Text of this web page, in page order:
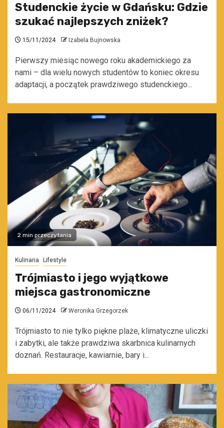
Studenckie życie w Gdańsku: Gdzie
szukać najlepszych zniżek?
15/11/2024 Izabela Bujnowska
Pierwszy miesiąc nowego roku akademickiego za
nami – dla wielu nowych studentów to koniec okresu
adaptacji, a początek prawdziwego studenckiego...
2 min przeczytania
Kulinaria Lifestyle
Trójmiasto i jego wyjątkowe
miejsca gastronomiczne
06/11/2024 Weronika Grzegorzek
Trójmiasto to nie tylko piękne plaże, klimatyczne uliczki
i zabytki, ale także prawdziwa skarbnica kulinarnych
doznań. Restauracje, kawiarnie, bary i...